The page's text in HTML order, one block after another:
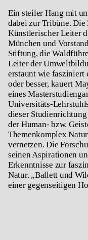
Ein steiler Hang mit
dabei zur Tribüne. Die
Künstlerischer Leiter
München und
Stiftung, die
Leiter der
erstaunt wie fasziniert
oder besser, kauert
eines
Universitäts-
dieser
der Human- bzw.
Themenkomplex
vernetzen.Die
seinen Aspirationen
Erkenntnisse zur
Natur. „Ballett und
einer gegenseitigen